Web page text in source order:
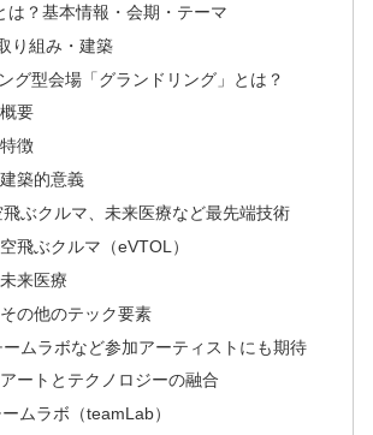
は？基本情報・会期・テーマ
り組み・建築
グ型会場「グランドリング」とは？
要
徴
築的意義
飛ぶクルマ、未来医療など最先端技術
飛ぶクルマ（eVTOL）
来医療
の他のテック要素
ームラボなど参加アーティストにも期待
ートとテクノロジーの融合
ムラボ（teamLab）